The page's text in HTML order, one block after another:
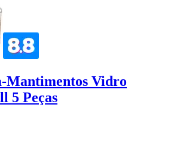
Mantimentos Vidro
5 Peças